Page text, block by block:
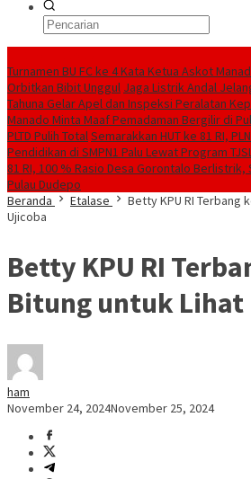
Turnamen BU FC ke 4 Kata Ketua Askot
Orbitkan Bibit Unggul Jaga Listrik Andal
Tahuna Gelar Apel dan Inspeksi Peralatan
Manado Minta Maaf Pemadaman Bergilir di
PLTD Pulih TotalSemarakkan HUT ke 81 RI,
Pendidikan di SMPN1 Palu Lewat Program
81 RI, 100 % Rasio Desa Gorontalo
Pulau Dudepo
Beranda
Etalase
Betty KPU RI Terbang
Ujicoba
Betty KPU RI
Bitung untuk Lihat
ham
November 24, 2024November 25, 2024